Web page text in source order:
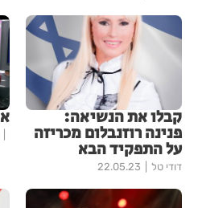
קבלו את הנשיאה:
פנינה רוזנבלום מכריזה
על התפקיד הבא
דודי טל 22.05.23